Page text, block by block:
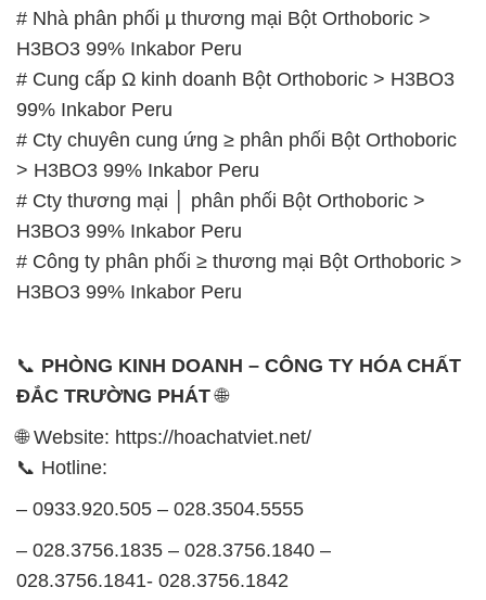
# Nhà phân phối µ thương mại Bột Orthoboric >
H3BO3 99% Inkabor Peru
# Cung cấp Ω kinh doanh Bột Orthoboric > H3BO3
99% Inkabor Peru
# Cty chuyên cung ứng ≥ phân phối Bột Orthoboric
> H3BO3 99% Inkabor Peru
# Cty thương mại │ phân phối Bột Orthoboric >
H3BO3 99% Inkabor Peru
# Công ty phân phối ≥ thương mại Bột Orthoboric >
H3BO3 99% Inkabor Peru
📞 PHÒNG KINH DOANH – CÔNG TY HÓA CHẤT
ĐẮC TRƯỜNG PHÁT🌐
🌐 Website: https://hoachatviet.net/
📞 Hotline:
– 0933.920.505 – 028.3504.5555
– 028.3756.1835 – 028.3756.1840 –
028.3756.1841- 028.3756.1842